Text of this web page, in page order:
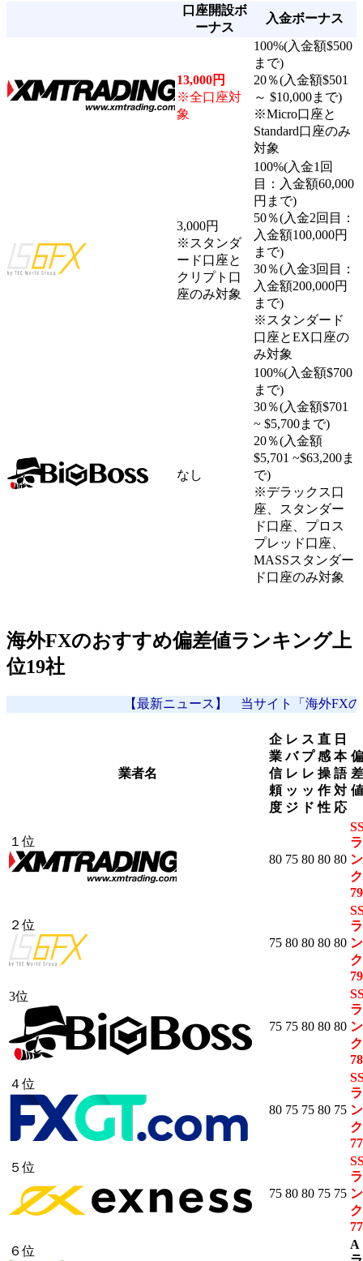
口座開設ボ
ーナス
入金ボーナス
13,000円
※全口座対
象
100%(入金額$500
まで)
20％(入金額$501
～ $10,000まで)
※Micro口座と
Standard口座のみ
対象
3,000円
※スタンダ
ード口座と
クリプト口
座のみ対象
100%(入金1回
目：入金額60,000
円まで)
50％(入金2回目：
入金額100,000円
まで)
30％(入金3回目：
入金額200,000円
まで)
※スタンダード
口座とEX口座の
み対象
なし
100%(入金額$700
まで)
30％(入金額$701
~ $5,700まで)
20％(入金額
$5,701 ~$63,200ま
で)
※デラックス口
座、スタンダー
ド口座、プロス
プレッド口座、
MASSスタンダー
ド口座のみ対象
海外FXのおすすめ偏差値ランキング上
位19社
【最新ニュース】 当サイト「海外FXの偏差値」
業者名
企
業
信
頼
度
レ
バ
レ
ッ
ジ
ス
プ
レ
ッ
ド
直
感
操
作
性
日
本
語
対
応
偏
差
値
１位
80 75 80 80 80
ラ
ン
ク
79
２位
75 80 80 80 80
ラ
ン
ク
79
3位
75 75 80 80 80
ラ
ン
ク
78
４位
80 75 75 80 75
ラ
ン
ク
77
５位
75 80 80 75 75
ラ
ン
ク
77
６位
A